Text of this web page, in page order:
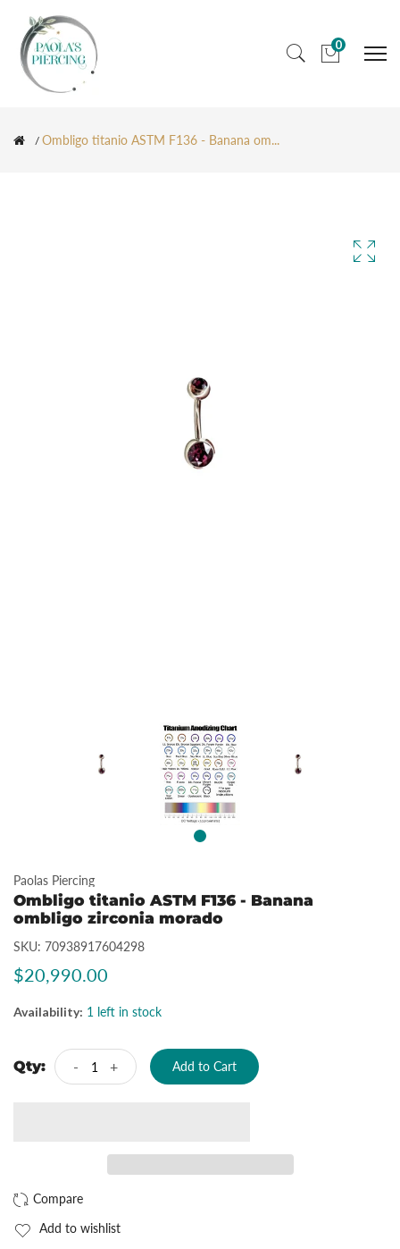
0
Ombligo titanio ASTM F136 - Banana om...
Paolas Piercing
Ombligo titanio ASTM F136 - Banana
ombligo zirconia morado
SKU: 70938917604298
$20,990.00
Availability: 1 left in stock
Qty: - + Add to Cart
Add to wishlist